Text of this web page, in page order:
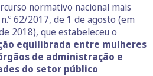
normativo nacional mais
62/2017, de 1 de agosto (em
2018), que estabeleceu o
equilibrada entre mulheres
de administração e
do setor público